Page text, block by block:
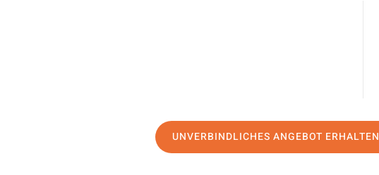
UNVERBINDLICHES ANGEBOT ERHALTEN